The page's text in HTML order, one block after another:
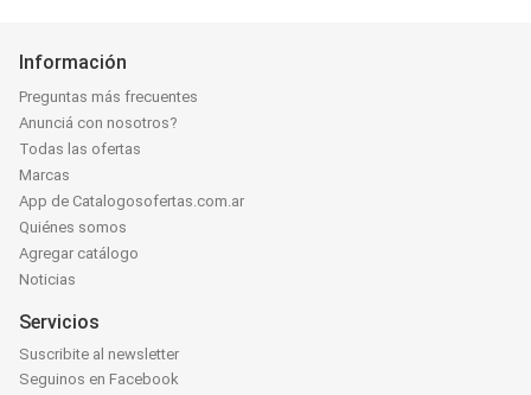
Información
Preguntas más frecuentes
Anunciá con nosotros?
Todas las ofertas
Marcas
App de Catalogosofertas.com.ar
Quiénes somos
Agregar catálogo
Noticias
Servicios
Suscribite al newsletter
Seguinos en Facebook